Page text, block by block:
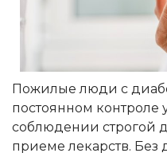
Пожилые люди с
постоянном контроле
соблюдении строгой
приеме лекарств. Без